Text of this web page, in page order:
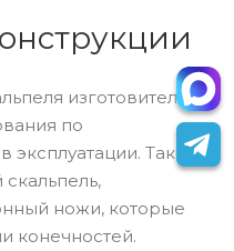
изготовители
по
эксплуатации. Таким
ножи, которые
конечностей.